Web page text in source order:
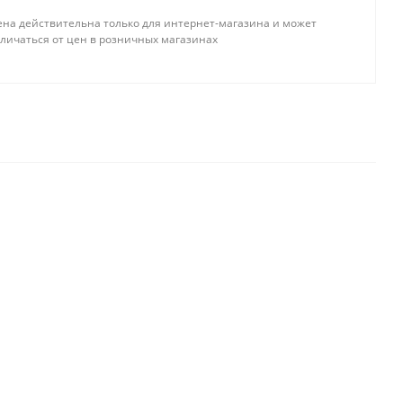
действительна только для интернет-магазина и может
от цен в розничных магазинах